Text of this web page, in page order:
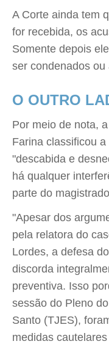
A Corte ainda tem
for recebida, os
Somente depois
ser condenados ou
O OUTRO
Por meio de nota,
Farina classificou
"descabida e
há qualquer
parte do
"Apesar dos
pela relatora do
Lordes, a defesa
discorda
preventiva. Isso
sessão do Pleno
Santo (TJES),
medidas